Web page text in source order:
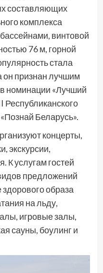
составляющих
комплекса
винтовой
76 м, горной
стала
он признан лучшим
номинации «Лучший
Республиканского
Беларусь».
концерты,
экскурсии,
К услугам гостей
предложений
здорового образа
на льду,
игровые залы,
сауны, боулинг и